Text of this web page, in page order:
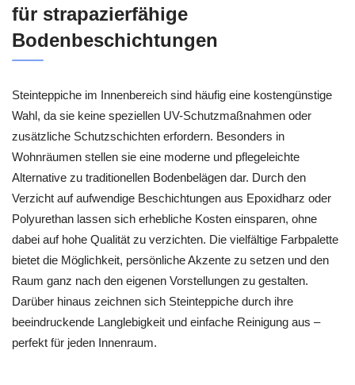
für strapazierfähige
Bodenbeschichtungen
Steinteppiche im Innenbereich sind häufig eine kostengünstige
Wahl, da sie keine speziellen UV-Schutzmaßnahmen oder
zusätzliche Schutzschichten erfordern. Besonders in
Wohnräumen stellen sie eine moderne und pflegeleichte
Alternative zu traditionellen Bodenbelägen dar. Durch den
Verzicht auf aufwendige Beschichtungen aus Epoxidharz oder
Polyurethan lassen sich erhebliche Kosten einsparen, ohne
dabei auf hohe Qualität zu verzichten. Die vielfältige Farbpalette
bietet die Möglichkeit, persönliche Akzente zu setzen und den
Raum ganz nach den eigenen Vorstellungen zu gestalten.
Darüber hinaus zeichnen sich Steinteppiche durch ihre
beeindruckende Langlebigkeit und einfache Reinigung aus –
perfekt für jeden Innenraum.